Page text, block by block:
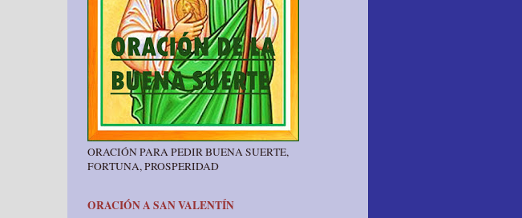
ORACIÓN PARA PEDIR BUENA SUERTE,
FORTUNA, PROSPERIDAD
ORACIÓN A SAN VALENTÍN